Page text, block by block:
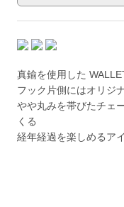
真鍮を使用した
フック片側にはオリジ
やや丸みを帯びたチェ
くる
経年経過を楽しめるア